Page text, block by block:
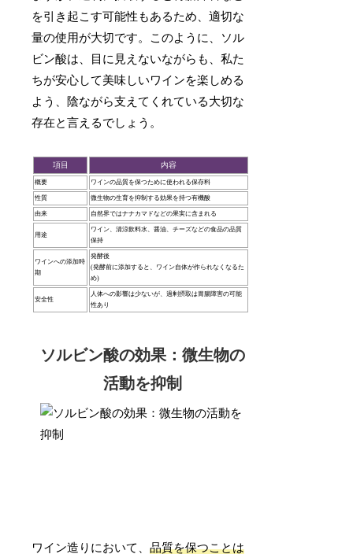
を引き起こす可能性もあるため、適切な
量の使用が大切です。このように、ソル
ビン酸は、目に見えないながらも、私た
ちが安心して美味しいワインを楽しめる
よう、陰ながら支えてくれている大切な
存在と言えるでしょう。
項目 内容
概要 ワインの品質を保つために使われる保存料
性質 微生物の生育を抑制する効果を持つ有機酸
由来 自然界ではナナカマドなどの果実に含まれる
用途
ワイン、清涼飲料水、醤油、チーズなどの食品の品質
保持
ワインへの添加時
期
発酵後
(発酵前に添加すると、ワイン自体が作られなくなるた
め)
安全性
人体への影響は少ないが、過剰摂取は胃腸障害の可能
性あり
ソルビン酸の効果：微生物の
活動を抑制
ワイン造りにおいて、品質を保つことは